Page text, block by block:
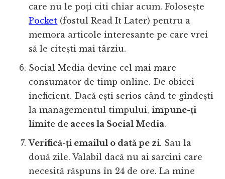
care nu le poți citi chiar acum. Folosește
Pocket (fostul Read It Later) pentru a
memora articole interesante pe care vrei
să le citești mai târziu.
Social Media devine cel mai mare
consumator de timp online. De obicei
ineficient. Dacă ești serios când te gîndești
la managementul timpului,impune-ți
limite de acces la Social Media.
Verifică-ți emailul o dată pe zi. Sau la
două zile. Valabil dacă nu ai sarcini care
necesită răspuns în 24 de ore. La mine